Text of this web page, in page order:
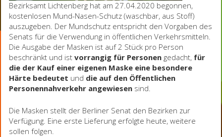
Bezirksamt Lichtenberg hat am 27.04.2020 begonnen,
kostenlosen Mund-Nasen-Schutz (waschbar, aus Stoff)
auszugeben. Der Mundschutz entspricht den Vorgaben des
Senats für die Verwendung in öffentlichen Verkehrsmitteln.
Die Ausgabe der Masken ist auf 2 Stück pro Person
beschränkt und ist vorrangig für Personen gedacht, für
die der Kauf einer eigenen Maske eine besondere
Härte bedeutet und die auf den Öffentlichen
Personennahverkehr angewiesen sind.
Die Masken stellt der Berliner Senat den Bezirken zur
Verfügung. Eine erste Lieferung erfolgte heute, weitere
sollen folgen.